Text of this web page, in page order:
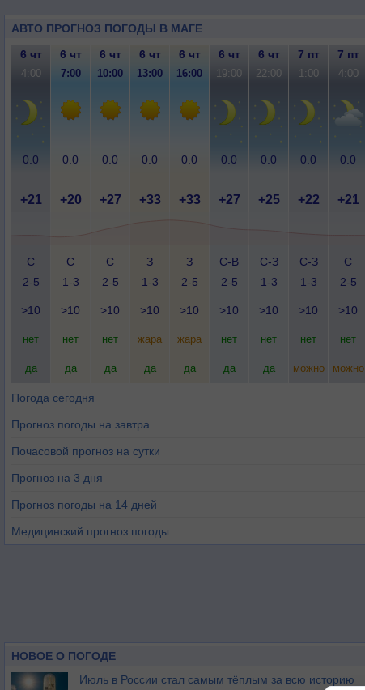
АВТО ПРОГНОЗ ПОГОДЫ В МАГЕ
6 чт 6 чт 6 чт 6 чт 6 чт 6 чт 6 чт 7 пт 7 пт
4:00 7:00 10:00 13:00 16:00 19:00 22:00 1:00 4:00
0.0 0.0 0.0 0.0 0.0 0.0 0.0 0.0 0.0
+21 +20 +27 +33 +33 +27 +25 +22 +21
С
2-5
С
1-3
С
2-5
З
1-3
З
2-5
С-В
2-5
С-З
1-3
С-З
1-3
С
2-5
>10 >10 >10 >10 >10 >10 >10 >10 >10
нет нет нет жара жара нет нет нет нет
да да да да да да да можно можно
Погода сегодня
Прогноз погоды на завтра
Почасовой прогноз на сутки
Прогноз на 3 дня
Прогноз погоды на 14 дней
Медицинский прогноз погоды
НОВОЕ О ПОГОДЕ
Июль в России стал самым тёплым за всю историю